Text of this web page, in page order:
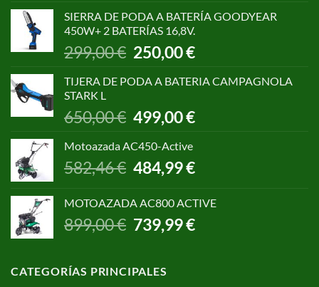
era:
1.055,00 €.
es:
SIERRA DE PODA A BATERÍA GOODYEAR
450W+ 2 BATERÍAS 16,8V.
299,00€ El
precio
original
299,00 €.
250,00€El
actual
250,00 €.
TIJERA DE PODA A BATERIA CAMPAGNOLA
STARK L
650,00€
El
precio
original
650,00 €.
499,00€El
499,00 €.
Motoazada AC450-Active
582,46€
El
precio
era:
582,46 €.
484,99€El
es:
484,99 €.
MOTOAZADA AC800 ACTIVE
899,00€ El
precio
era:
739,99€El
CATEGORÍAS PRINCIPALES